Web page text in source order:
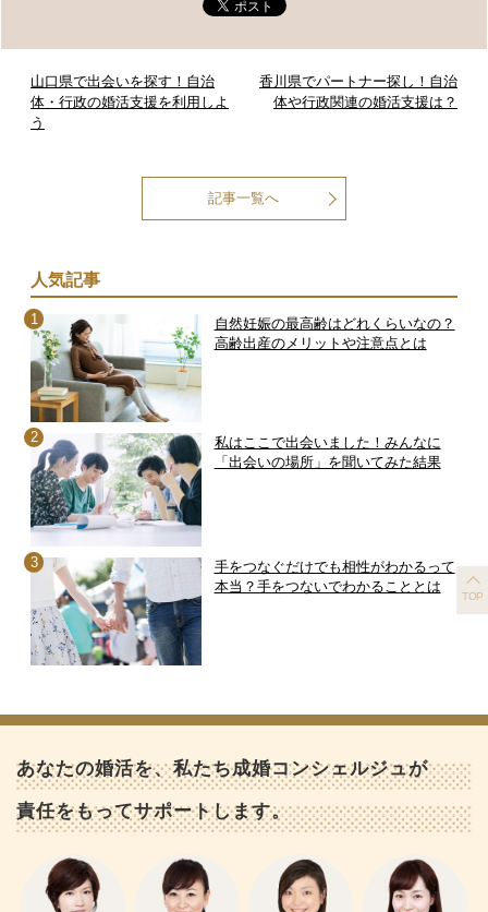
山口県で出会いを探す！自治
体・行政の婚活支援を利用しよ
う
香川県でパートナー探し！自治
体や行政関連の婚活支援は？
記事一覧へ
人気記事
自然妊娠の最高齢はどれくらいなの？
高齢出産のメリットや注意点とは
私はここで出会いました！みんなに
「出会いの場所」を聞いてみた結果
手をつなぐだけでも相性がわかるって
本当？手をつないでわかることとは
TOP
あなたの婚活を、私たち成婚コンシェルジュが
責任をもってサポートします。